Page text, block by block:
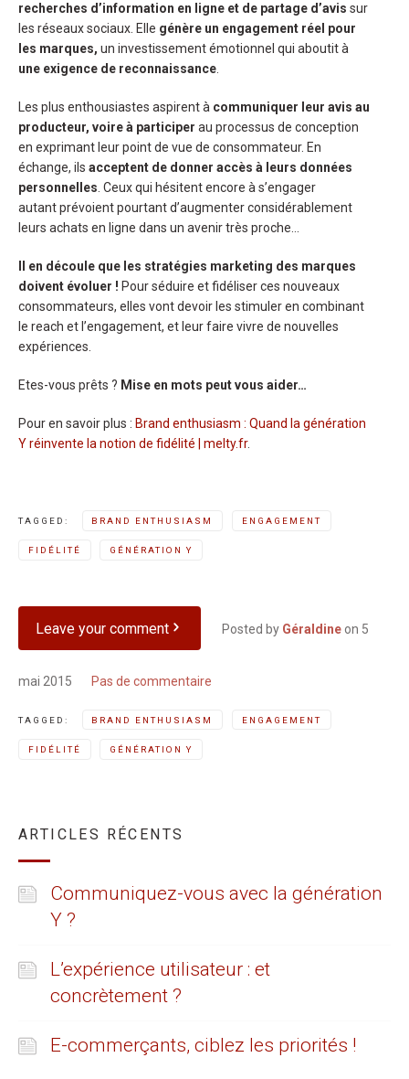
recherches d’information en ligne et de partage d’avis sur
les réseaux sociaux. Elle génère un engagement réel pour
les marques, un investissement émotionnel qui aboutit à
une exigence de reconnaissance.
Les plus enthousiastes aspirent à communiquer leur avis au
producteur, voire à participer au processus de conception
en exprimant leur point de vue de consommateur. En
échange, ils acceptent de donner accès à leurs données
personnelles . Ceux qui hésitent encore à s’engager
autant prévoient pourtant d’augmenter considérablement
leurs achats en ligne dans un avenir très proche…
Il en découle que les stratégies marketing des marques
doivent évoluer ! Pour séduire et fidéliser ces nouveaux
consommateurs, elles vont devoir les stimuler en combinant
le reach et l’engagement, et leur faire vivre de nouvelles
expériences.
Etes-vous prêts ? Mise en mots peut vous aider…
Pour en savoir plus : Brand enthusiasm : Quand la génération
Y réinvente la notion de fidélité | melty.fr.
TAGGED: BRAND ENTHUSIASM ENGAGEMENT
FIDÉLITÉ GÉNÉRATION Y
Leave your comment Posted by Géraldine on 5
mai 2015 Pas de commentaire
TAGGED: BRAND ENTHUSIASM ENGAGEMENT
FIDÉLITÉ GÉNÉRATION Y
ARTICLES RÉCENTS
Communiquez-vous avec la génération
Y ?
L’expérience utilisateur : et
concrètement ?
E-commerçants, ciblez les priorités !